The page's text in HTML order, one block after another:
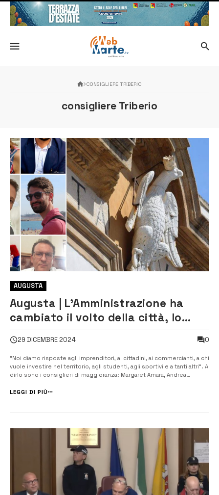
CONSIGLIERE TRIBERIO
consigliere Triberio
AUGUSTA
Augusta | L’Amministrazione ha
cambiato il volto della città, lo
maggioranza
29 DICEMBRE 2024 0
“Noi diamo risposte agli imprenditori, ai cittadini, ai commercianti, a chi
vuole investire nel territorio, agli studenti, agli sportivi e a tanti altri”. A
dirlo sono i consiglieri di maggioranza: Margaret Amara, Andrea
Paolo Trigilio rispondendo alle accuse rivolte all’Amminis...
LEGGI DI PIÙ